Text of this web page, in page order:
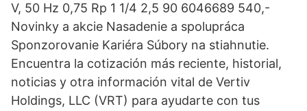
V, 50 Hz 0,75 Rp 1 1/4 2,5 90 6046689 540,-
Novinky a akcie Nasadenie a spolupráca
Sponzorovanie Kariéra Súbory na stiahnutie.
Encuentra la cotización más reciente, historial,
noticias y otra información vital de Vertiv
Holdings, LLC (VRT) para ayudarte con tus